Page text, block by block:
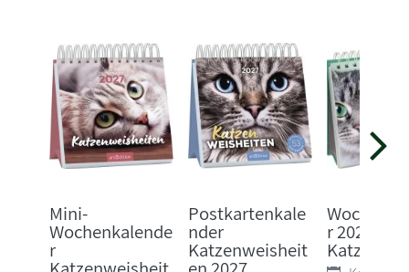
Mini-
Wochenkalende
r
Postkartenkale
nder
Katzenweisheit
r 2027:
Katzen